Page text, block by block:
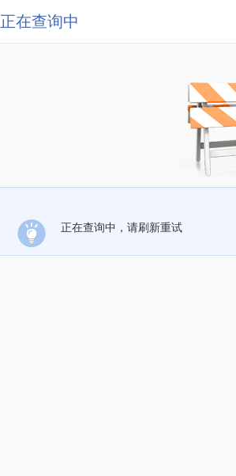
正在查询中
正在查询中，请刷新重试